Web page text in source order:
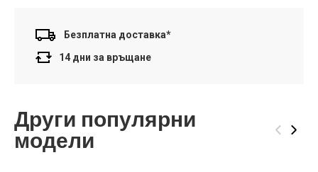
Безплатна доставка*
14 дни за връщане
Други популярни
модели ‹ ›